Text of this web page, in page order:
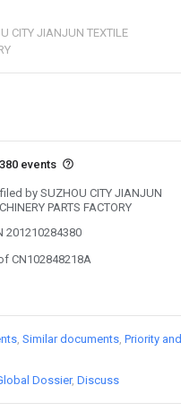
CITY JIANJUN TEXTILE
events
by SUZHOU CITY JIANJUN
PARTS FACTORY
201210284380
CN102848218A
Similar documents Priority and
Dossier Discuss